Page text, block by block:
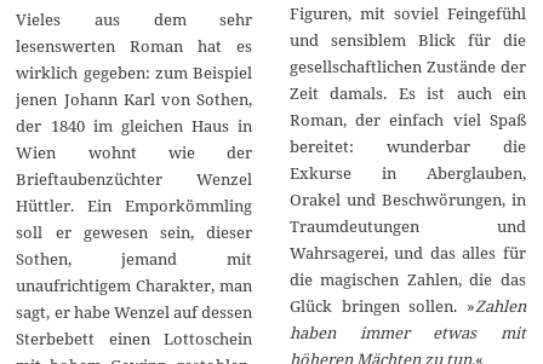
Vieles aus dem sehr
lesenswerten Roman hat es
wirklich gegeben: zum Beispiel
jenen Johann Karl von Sothen,
der 1840 im gleichen Haus in
Wien wohnt wie der
Brieftaubenzüchter Wenzel
Hüttler. Ein Emporkömmling
soll er gewesen sein, dieser
Sothen, jemand mit
unaufrichtigem Charakter, man
sagt, er habe Wenzel auf dessen
Sterbebett einen Lottoschein
Figuren, mit soviel Feingefühl
und sensiblem Blick für die
gesellschaftlichen Zustände der
Zeit damals. Es ist auch ein
Roman, der einfach viel Spaß
bereitet: wunderbar die
Exkurse in Aberglauben,
Orakel und Beschwörungen, in
Traumdeutungen und
Wahrsagerei, und das alles für
die magischen Zahlen, die das
Glück bringen sollen. »Zahlen
haben immer etwas mit
höheren Mächten zu tun.«